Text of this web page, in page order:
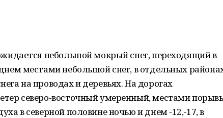
небольшой мокрый снег, переходящий в
местами небольшой снег, в отдельных
на проводах и деревьях. На дорогах
северо-восточный умеренный, местами
в северной половине ночью и днем -12,-17, в